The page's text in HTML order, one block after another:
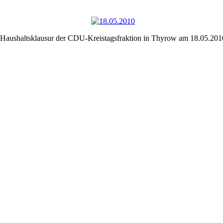
Haushaltsklausur der CDU-Kreistagsfraktion in Thyrow am